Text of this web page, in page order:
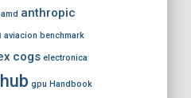
amd anthropic
aviacion benchmark
cogs electronica
gpu Handbook